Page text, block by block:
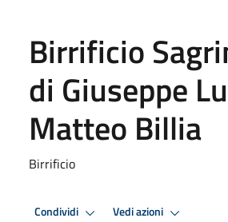
Birrificio
di Giuseppe
Matteo Billia
Birrificio
Condividi Vedi azioni